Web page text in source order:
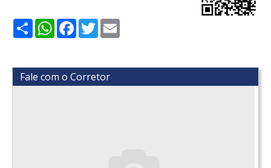
ShareWhatsApp
Facebook
Twitter
Fale com o Corretor